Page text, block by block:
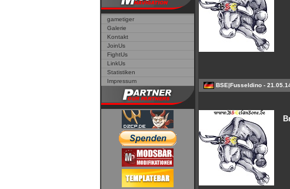
gametiger
Galerie
Kontakt
JoinUs
FightUs
LinkUs
Statistiken
Impressum
BSE|Fusseldino-